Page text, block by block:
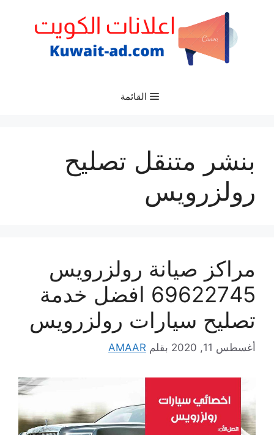
القائمة
بنشر متنقل تصليح
رولزرويس
مراكز صيانة رولزرويس
69622745 افضل خدمة
تصليح سيارات رولزرويس
أغسطس 11, 2020 بقلم AMAAR